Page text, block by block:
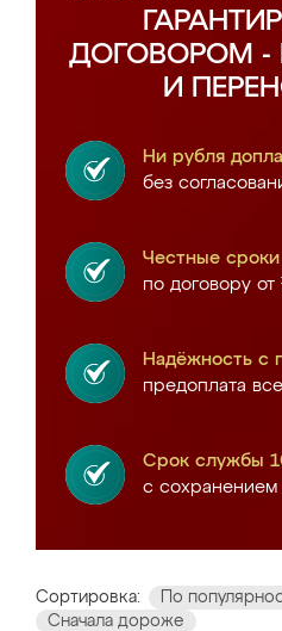
ДОГОВОРОМ -
И
Ни рубля
без
Честные сроки
по договору
Надёжность с
предоплата
Срок службы
с сохранением
Сортировка: По
Сначала дороже